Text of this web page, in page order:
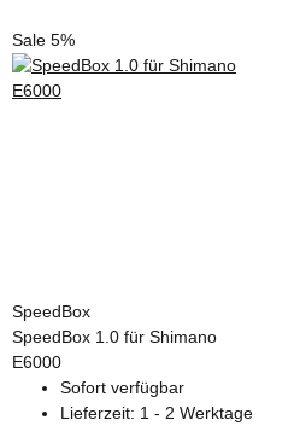
Sale 5%
SpeedBox
SpeedBox 1.0 für Shimano
E6000
Sofort verfügbar
Lieferzeit: 1 - 2 Werktage